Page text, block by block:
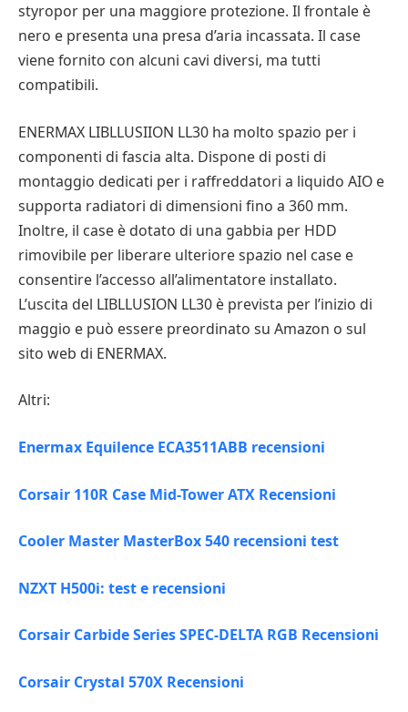
styropor per una maggiore protezione. Il frontale è
nero e presenta una presa d’aria incassata. Il case
viene fornito con alcuni cavi diversi, ma tutti
compatibili.
ENERMAX LIBLLUSIION LL30 ha molto spazio per i
componenti di fascia alta. Dispone di posti di
montaggio dedicati per i raffreddatori a liquido AIO e
supporta radiatori di dimensioni fino a 360 mm.
Inoltre, il case è dotato di una gabbia per HDD
rimovibile per liberare ulteriore spazio nel case e
consentire l’accesso all’alimentatore installato.
L’uscita del LIBLLUSION LL30 è prevista per l’inizio di
maggio e può essere preordinato su Amazon o sul
sito web di ENERMAX.
Altri:
Enermax Equilence ECA3511ABB recensioni
Corsair 110R Case Mid-Tower ATX Recensioni
Cooler Master MasterBox 540 recensioni test
NZXT H500i: test e recensioni
Corsair Carbide Series SPEC-DELTA RGB Recensioni
Corsair Crystal 570X Recensioni